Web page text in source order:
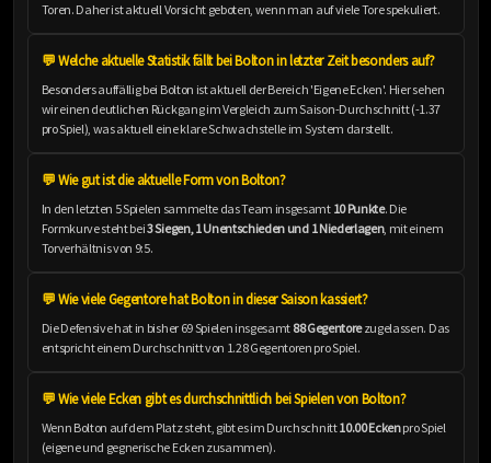
Toren. Daher ist aktuell Vorsicht geboten, wenn man auf viele Tore spekuliert.
💬 Welche aktuelle Statistik fällt bei Bolton in letzter Zeit besonders auf?
Besonders auffällig bei Bolton ist aktuell der Bereich 'Eigene Ecken'. Hier sehen
wir einen deutlichen Rückgang im Vergleich zum Saison-Durchschnitt (-1.37
pro Spiel), was aktuell eine klare Schwachstelle im System darstellt.
💬 Wie gut ist die aktuelle Form von Bolton?
In den letzten 5 Spielen sammelte das Team insgesamt 10 Punkte. Die
Formkurve steht bei3 Siegen, 1 Unentschieden und 1 Niederlagen, mit einem
Torverhältnis von 9:5.
💬 Wie viele Gegentore hat Bolton in dieser Saison kassiert?
Die Defensive hat in bisher 69 Spielen insgesamt 88 Gegentorezugelassen. Das
entspricht einem Durchschnitt von 1.28 Gegentoren pro Spiel.
💬 Wie viele Ecken gibt es durchschnittlich bei Spielen von Bolton?
Wenn Bolton auf dem Platz steht, gibt es im Durchschnitt10.00 Eckenpro Spiel
(eigene und gegnerische Ecken zusammen).